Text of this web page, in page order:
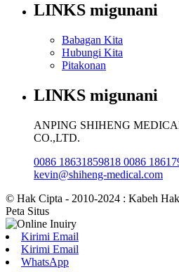
LINKS migunani
Babagan Kita
Hubungi Kita
Pitakonan
LINKS migunani
ANPING SHIHENG
CO.,LTD.
0086 18631859818 0086
kevin@shiheng-medical.com
© Hak Cipta - 2010-2024 : Kabeh
Peta Situs
Kirimi Email
Kirimi Email
WhatsApp